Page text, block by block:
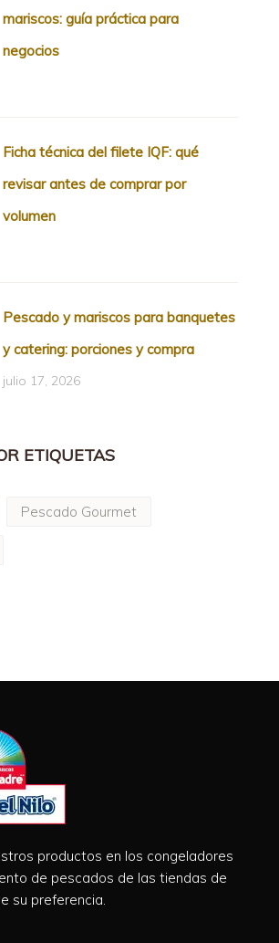
mariscos: guía práctica para
negocios
Ficha técnica del filete IQF: qué
revisar antes de comprar por
volumen
Pescado y mariscos para banquetes
y catering: porciones y compra
julio 17, 2026
ETIQUETAS
Pescado Gourmet
productos en los congeladores
de pescados de las tiendas de
su preferencia.